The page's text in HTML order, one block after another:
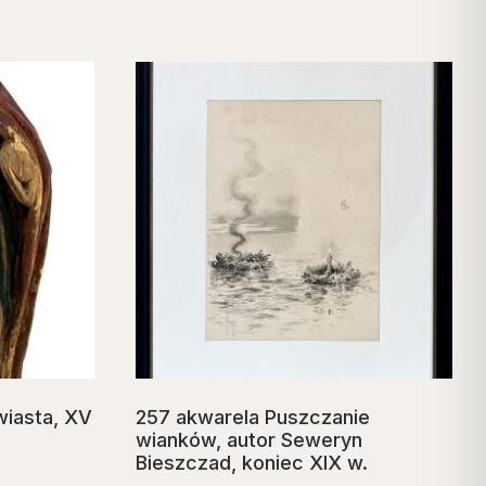
XV
257 akwarela Puszczanie
wianków, autor Seweryn
Bieszczad, koniec XIX w.